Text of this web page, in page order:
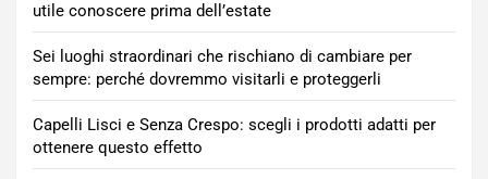
utile conoscere prima dell’estate
Sei luoghi straordinari che rischiano di cambiare per
sempre: perché dovremmo visitarli e proteggerli
Capelli Lisci e Senza Crespo: scegli i prodotti adatti per
ottenere questo effetto